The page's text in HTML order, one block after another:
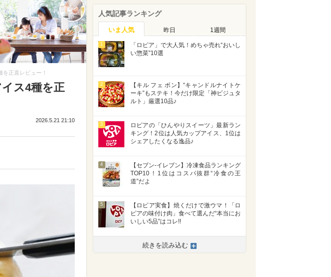
正直レビュー！
ス4種を正
2026.5.21 21:10
人気記事ランキング
いま人気 昨日 1週間
1
「ロピア」で大人気！めちゃ売れ“おいし
い惣菜”10選
2
【キル フェ ボン】“キャンドルナイトケ
ーキ”もステキ！今だけ限定「神ビジュタ
ルト」厳選10品♪
3
ロピアの「ひんやりスイーツ」最新ラン
キング！2位は人気カップアイス、1位は
シェアしたくなる逸品♪
4
【セブン-イレブン】冷凍食品ランキング
TOP10！1位はコスパ抜群“冷食の王
道”だよ
5
【ロピア実食】焼くだけで激ウマ！「ロ
ピアの味付け肉」食べて選んだ“本当にお
いしい5品”はコレ!!
続きを読み込む